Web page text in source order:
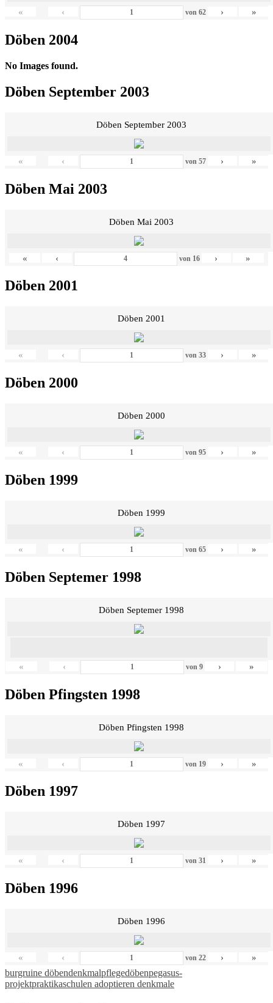
« ‹ von 62 › »
Döben 2004
No Images found.
Döben September 2003
Döben September 2003
« ‹ von 57 › »
Döben Mai 2003
Döben Mai 2003
« ‹ von 16 › »
Döben 2001
Döben 2001
« ‹ von 33 › »
Döben 2000
Döben 2000
« ‹ von 95 › »
Döben 1999
Döben 1999
« ‹ von 65 › »
Döben Septemer 1998
Döben Septemer 1998
« ‹ von9 › »
Döben Pfingsten 1998
Döben Pfingsten 1998
« ‹ von 19 › »
Döben 1997
Döben 1997
« ‹ von 31 › »
Döben 1996
Döben 1996
« ‹ von 22 › »
burgruine döbendenkmalpflegedöbenpegasus-
projektpraktikaschulen adoptieren denkmale